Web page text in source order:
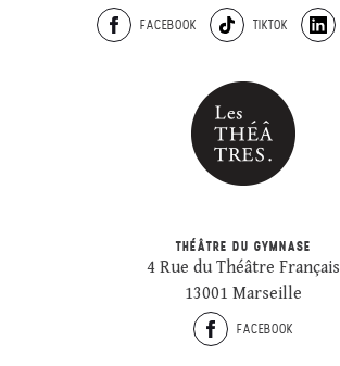
FACEBOOK TIKTOK
THÉÂTRE DU GYMNASE
4 Rue du Théâtre Français
13001 Marseille
FACEBOOK